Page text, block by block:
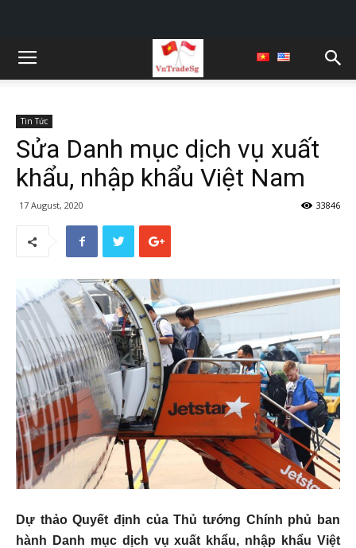
Tin Tức
Sửa Danh mục dịch vụ xuất
khẩu, nhập khẩu Việt Nam
17 August, 2020 33846
Dự thảo Quyết định của Thủ tướng Chính phủ ban
hành Danh mục dịch vụ xuất khẩu, nhập khẩu Việt